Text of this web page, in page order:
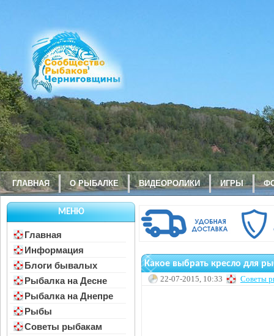
ГЛАВНАЯ О РЫБАЛКЕ ВИДЕОРОЛИКИ ИГРЫ
МЕНЮ
Главная
Информация
Блоги бывалых
Рыбалка на Десне
Рыбалка на Днепре
Рыбы
Советы рыбакам
Какое выбрать кресло для
22-07-2015, 10:33 Советы